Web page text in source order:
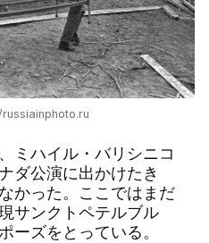
ミハイル・バリシニコ
ダ公演に出かけたき
かった。ここではまだ
サンクトペテルブル
ーズをとっている。